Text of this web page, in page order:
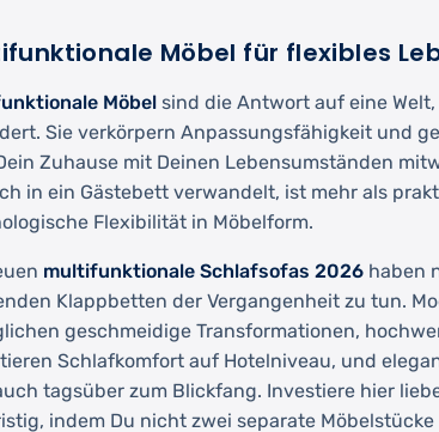
Möbel für flexibles
Möbel sind die Antwort auf eine
Sie verkörpern Anpassungsfähigkeit und
Zuhause mit Deinen Lebensumständen
in ein Gästebett verwandelt, ist mehr als
Flexibilität in Möbelform.
multifunktionale Schlafsofas 2026 haben
Klappbetten der Vergangenheit zu tun.
geschmeidige Transformationen,
Schlafkomfort auf Hotelniveau, und
tagsüber zum Blickfang. Investiere hier
indem Du nicht zwei separate